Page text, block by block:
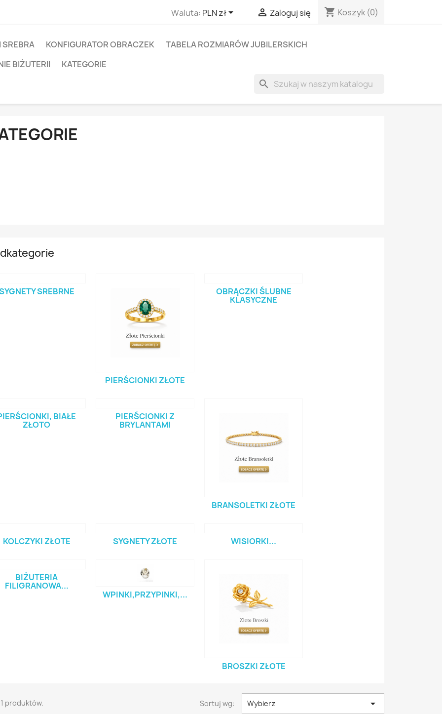
Waluta: PLN zł  Zaloguj się shopping_cart Koszyk (0)
SREBRA KONFIGURATOR OBRACZEK
TABELA ROZMIARÓW JUBILERSKICH
BIŻUTERII
KATEGORIE
search
SREBRNE
PIERŚCIONKI ZŁOTE
OBRĄCZKI ŚLUBNE
KLASYCZNE
BIAŁE
ZŁOTO
PIERŚCIONKI Z
BRYLANTAMI
BRANSOLETKI ZŁOTE
KOLCZYKI ZŁOTE SYGNETY ZŁOTE WISIORKI...
BIŻUTERIA
FILIGRANOWA...
WPINKI,PRZYPINKI,...
BROSZKI ZŁOTE
produktów. Sortuj wg: Wybierz 